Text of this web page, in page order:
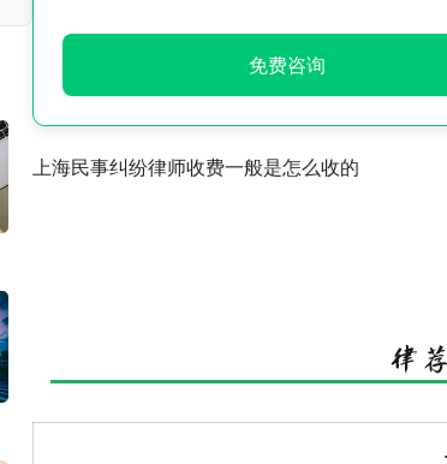
免费咨询
上海民事纠纷律师收费一般是怎么收的